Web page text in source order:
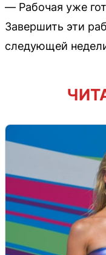
— Рабочая уже
Завершить эти
следующей